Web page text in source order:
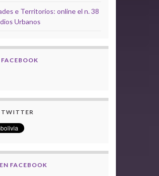
e Territorios: online el n. 38
Urbanos
TWITTER
FACEBOOK